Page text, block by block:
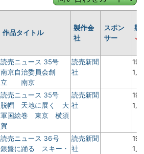
作品タイトル
製作会
社
スポン
サー
製
読売ニュース 35号
南京自治委員会創
立 南京
読売新聞
社
1
読売ニュース 35号
脱帽 天地に展く 大
軍国絵巻 東京 横須
賀
読売新聞
社
1
読売ニュース 36号
銀盤に踊る スキー・
読売新聞
社
1